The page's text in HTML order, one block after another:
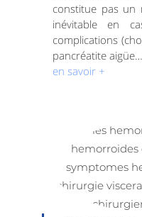
constitue pas un
inévitable en
complications
pancréatite
en savoir +